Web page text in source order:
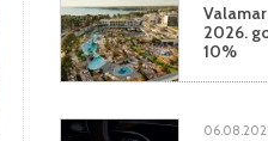
2026.
10%